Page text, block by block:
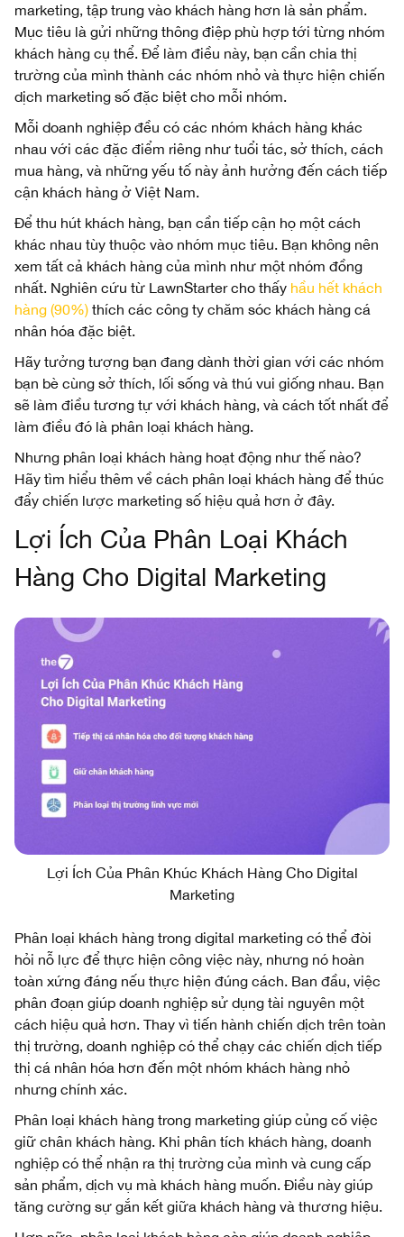
marketing, tập trung vào khách hàng hơn là sản phẩm.
Mục tiêu là gửi những thông điệp phù hợp tới từng nhóm
khách hàng cụ thể. Để làm điều này, bạn cần chia thị
trường của mình thành các nhóm nhỏ và thực hiện chiến
dịch marketing số đặc biệt cho mỗi nhóm.
Mỗi doanh nghiệp đều có các nhóm khách hàng khác
nhau với các đặc điểm riêng như tuổi tác, sở thích, cách
mua hàng, và những yếu tố này ảnh hưởng đến cách tiếp
cận khách hàng ở Việt Nam.
Để thu hút khách hàng, bạn cần tiếp cận họ một cách
khác nhau tùy thuộc vào nhóm mục tiêu. Bạn không nên
xem tất cả khách hàng của mình như một nhóm đồng
nhất. Nghiên cứu từ LawnStarter cho thấy hầu hết khách
hàng (90%) thích các công ty chăm sóc khách hàng cá
nhân hóa đặc biệt.
Hãy tưởng tượng bạn đang dành thời gian với các nhóm
bạn bè cùng sở thích, lối sống và thú vui giống nhau. Bạn
sẽ làm điều tương tự với khách hàng, và cách tốt nhất để
làm điều đó là phân loại khách hàng.
Nhưng phân loại khách hàng hoạt động như thế nào?
Hãy tìm hiểu thêm về cách phân loại khách hàng để thúc
đẩy chiến lược marketing số hiệu quả hơn ở đây.
Lợi Ích Của Phân Loại Khách
Hàng Cho Digital Marketing
Lợi Ích Của Phân Khúc Khách Hàng Cho Digital
Marketing
Phân loại khách hàng trong digital marketing có thể đòi
hỏi nỗ lực để thực hiện công việc này, nhưng nó hoàn
toàn xứng đáng nếu thực hiện đúng cách. Ban đầu, việc
phân đoạn giúp doanh nghiệp sử dụng tài nguyên một
cách hiệu quả hơn. Thay vì tiến hành chiến dịch trên toàn
thị trường, doanh nghiệp có thể chạy các chiến dịch tiếp
thị cá nhân hóa hơn đến một nhóm khách hàng nhỏ
nhưng chính xác.
Phân loại khách hàng trong marketing giúp củng cố việc
giữ chân khách hàng. Khi phân tích khách hàng, doanh
nghiệp có thể nhận ra thị trường của mình và cung cấp
sản phẩm, dịch vụ mà khách hàng muốn. Điều này giúp
tăng cường sự gắn kết giữa khách hàng và thương hiệu.